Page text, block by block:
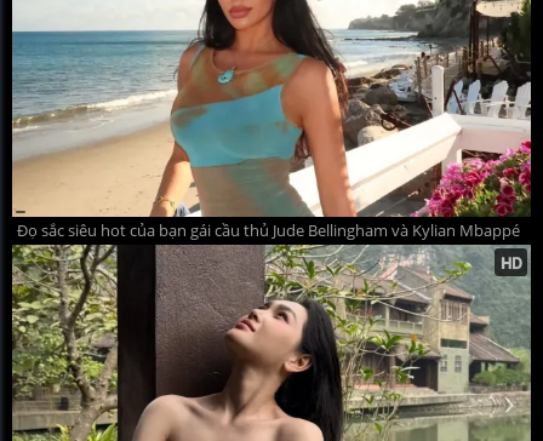
Đọ sắc siêu hot của bạn gái cầu thủ Jude Bellingham và Kylian Mbappé